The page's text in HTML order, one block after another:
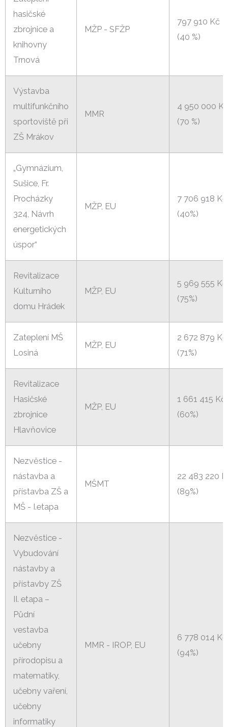
hasičské
zbrojnice a
knihovny
Trnová
MŽP - SFŽP
797 910 Kč
(40 %)
Výstavba
multifunkčního
sportoviště při
ZŠ Mrákov
MMR
4 950 000 Kč
(70 %)
„Gymnázium,
Sušice, Fr.
Procházky
324, Návrh
energetických
úspor“
MŽP, EU
7 706 918 Kč
(40%)
Revitalizace
Kulturního
domu Hrádek
MŽP, EU
5 969 555 Kč
(75%)
Zateplení MŠ
Losiná
MŽP, EU
2 672 879 Kč
(71%)
Revitalizace
Hasičské
zbrojnice
Hlavňovice
MŽP, EU
1 661 415 Kč
(60%)
Nezvěstice -
nástavba a
přístavba ZŠ a
MŠ - I.etapa
MŠMT
22 483 220
(89%)
Nezvěstice -
Vybudování
nástavby a
přístavby ZŠ
II. etapa –
Půdní
vestavba
učebny
přírodopisu a
matematiky,
učebny vaření,
učebny
informatiky
MMR - IROP, EU
6 778 014 Kč
(94%)